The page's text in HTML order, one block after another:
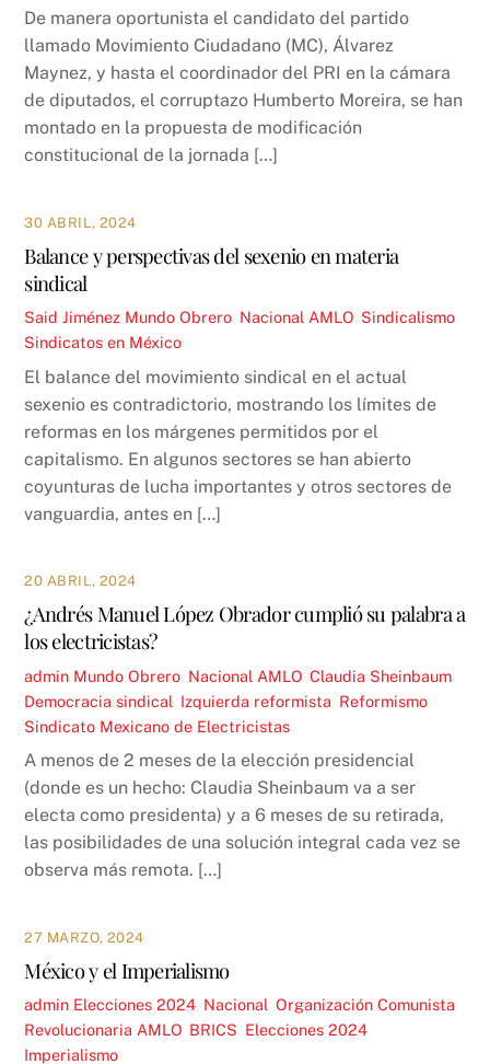
De manera oportunista el candidato del partido
llamado Movimiento Ciudadano (MC), Álvarez
Maynez, y hasta el coordinador del PRI en la cámara
de diputados, el corruptazo Humberto Moreira, se han
montado en la propuesta de modificación
constitucional de la jornada […]
30 ABRIL, 2024
Balance y perspectivas del sexenio en materia
sindical
Said Jiménez Mundo Obrero Nacional AMLO Sindicalismo
Sindicatos en México
El balance del movimiento sindical en el actual
sexenio es contradictorio, mostrando los límites de
reformas en los márgenes permitidos por el
capitalismo. En algunos sectores se han abierto
coyunturas de lucha importantes y otros sectores de
vanguardia, antes en […]
20 ABRIL, 2024
¿Andrés Manuel López Obrador cumplió su palabra a
los electricistas?
admin Mundo Obrero Nacional AMLO ,Claudia Sheinbaum
Democracia sindical Izquierda reformista Reformismo
Sindicato Mexicano de Electricistas
A menos de 2 meses de la elección presidencial
(donde es un hecho: Claudia Sheinbaum va a ser
electa como presidenta) y a 6 meses de su retirada,
las posibilidades de una solución integral cada vez se
observa más remota. […]
27 MARZO, 2024
México y el Imperialismo
admin Elecciones 2024 Nacional ,Organización Comunista
Revolucionaria AMLO BRICS Elecciones 2024
Imperialismo